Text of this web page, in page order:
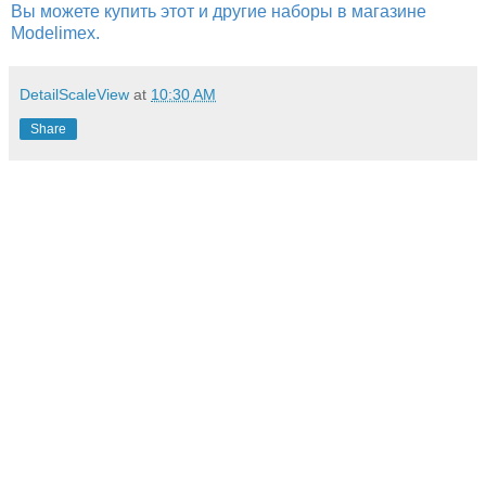
Вы можете купить этот и другие наборы в магазине
Modelimex.
DetailScaleView at 10:30 AM
Share